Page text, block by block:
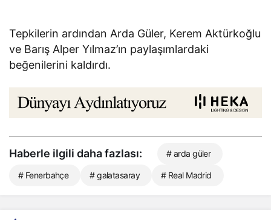
Tepkilerin ardından Arda Güler, Kerem Aktürkoğlu
ve Barış Alper Yılmaz’ın paylaşımlardaki
beğenilerini kaldırdı.
Haberle ilgili daha fazlası: # arda güler
# Fenerbahçe # galatasaray # Real Madrid